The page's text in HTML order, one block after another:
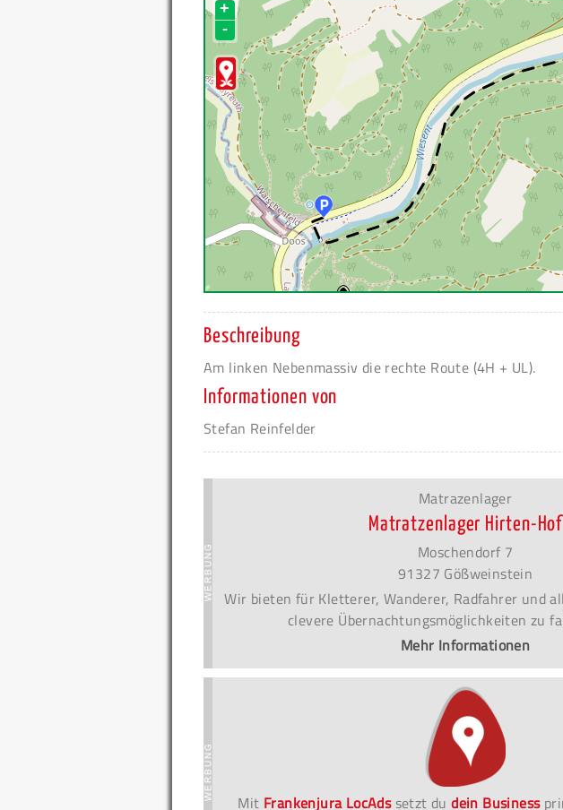
+
-
Beschreibung
Am linken Nebenmassiv die rechte Route (4H + UL).
Informationen von
Stefan Reinfelder
Matrazenlager
Matratzenlager Hirten-Hof
Moschendorf 7
91327 Gößweinstein
Wir bieten für Kletterer, Wanderer, Radfahrer und
clevere Übernachtungsmöglichkeiten zu
Mehr Informationen
Mit Frankenjura LocAdssetzt dudein Business